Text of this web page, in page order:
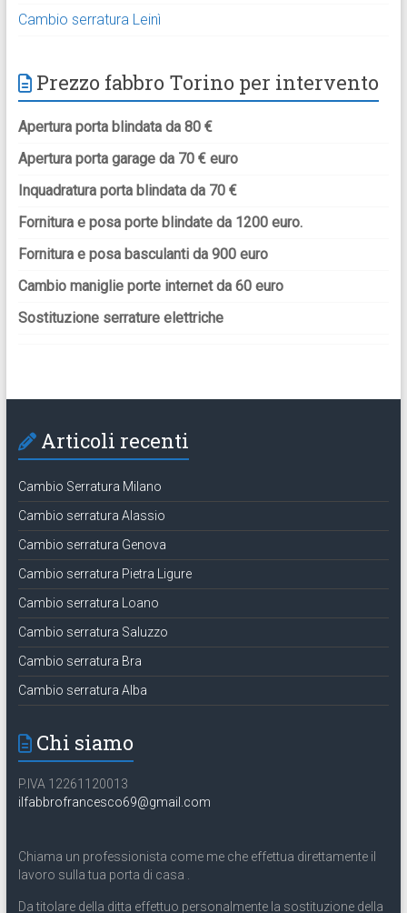
Cambio serratura Leinì
Prezzo fabbro Torino per intervento
Apertura porta blindata da 80 €
Apertura porta garage da 70 € euro
Inquadratura porta blindata da 70 €
Fornitura e posa porte blindate da 1200 euro.
Fornitura e posa basculanti da 900 euro
Cambio maniglie porte internet da 60 euro
Sostituzione serrature elettriche
Articoli recenti
Cambio Serratura Milano
Cambio serratura Alassio
Cambio serratura Genova
Cambio serratura Pietra Ligure
Cambio serratura Loano
Cambio serratura Saluzzo
Cambio serratura Bra
Cambio serratura Alba
Chi siamo
P.IVA 12261120013
ilfabbrofrancesco69@gmail.com
Chiama un professionista come me che effettua direttamente il
lavoro sulla tua porta di casa .
Da titolare della ditta effettuo personalmente la sostituzione della